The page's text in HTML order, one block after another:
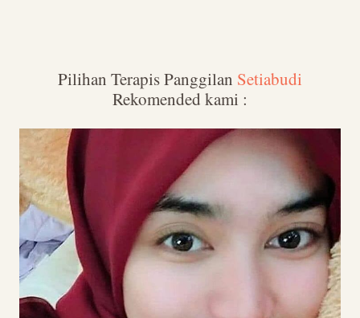
Pilihan Terapis Panggilan Setiabudi
Rekomended kami :